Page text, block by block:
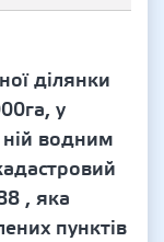
ділянки
у
водним
, яка
пунктів